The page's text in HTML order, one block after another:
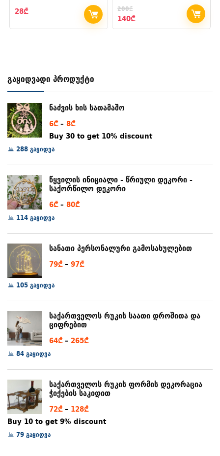
28₾ 200₾
Original
price
140₾Current
price
გაყიდვადი პროდუქტი
ნაძვის ხის სათამაშო
6₾ – 8₾Price
range:
Buy 30 to get 10% discount
288 გაყიდვა
წყვილის ინიციალი - წრიული დეკორი -
საქორწილო დეკორი
6₾ – 80₾Price
through
80₾
114 გაყიდვა
სანათი პერსონალური გამოსახულებით
79₾ – 97₾Price
through
97₾
105 გაყიდვა
საქართველოს რუკის საათი დროშითა და
ციფრებით
64₾ – 265₾Price
through
265₾
84 გაყიდვა
საქართველოს რუკის ფორმის დეკორაცია
ჭიქების საკიდით
72₾ – 128₾Price
range:
Buy 10 to get 9% discount
79 გაყიდვა